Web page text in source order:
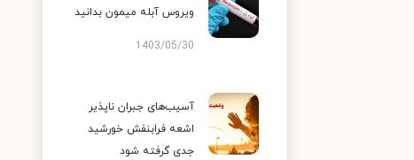
ویروس آبله میمون بدانید
1403/05/30
آسیب‌های جبران ناپذیر
اشعه فرابنفش خورشید
جدی گرفته شود